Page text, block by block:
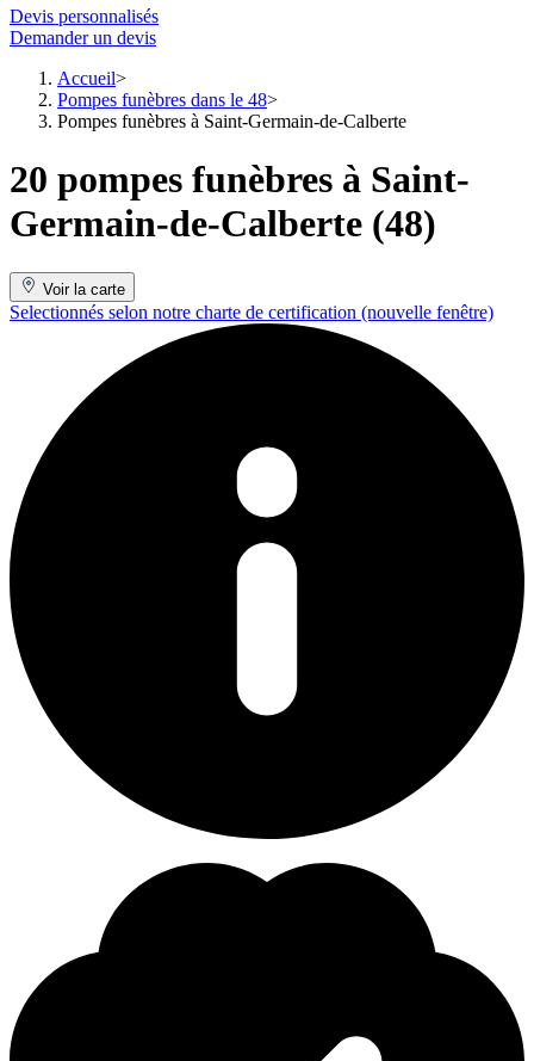
Devis personnalisés
Demander un devis
Accueil
Pompes funèbres dans le 48
Pompes funèbres à Saint-Germain-de-Calberte
20 pompes funèbres à Saint-
Germain-de-Calberte (48)
Voir la carte
Selectionnés selon notre charte de certification (nouvelle fenêtre)